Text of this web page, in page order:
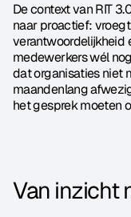
De context van RIT
naar proactief:
verantwoordelijkheid
medewerkers wél
dat organisaties niet
maandenlang
het gesprek moeten
Van inzicht